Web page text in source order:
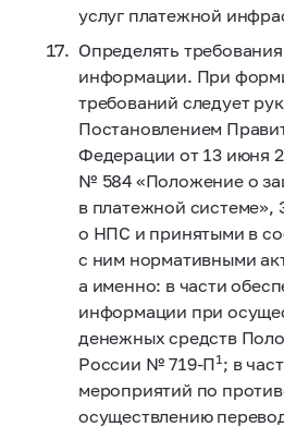
услуг платежной
Определять
информации. При
требований следует
Постановлением
Федерации от 13 июня
№ 584 «Положение о
в платежной системе»,
о НПС и принятыми в
с ним нормативными
а именно: в части
информации при
денежных средств
России № 719‑П1; в
мероприятий по
осуществлению